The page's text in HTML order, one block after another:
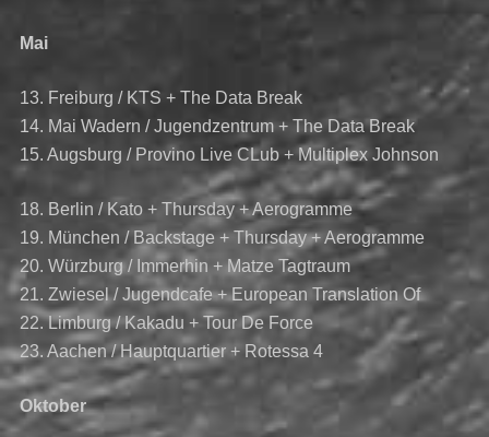
Mai
13. Freiburg / KTS + The Data Break
14. Mai Wadern / Jugendzentrum + The Data Break
15. Augsburg / Provino Live CLub + Multiplex Johnson
18. Berlin / Kato + Thursday + Aerogramme
19. München / Backstage + Thursday + Aerogramme
20. Würzburg / Immerhin + Matze Tagtraum
21. Zwiesel / Jugendcafe + European Translation Of
22. Limburg / Kakadu + Tour De Force
23. Aachen / Hauptquartier + Rotessa 4
Oktober